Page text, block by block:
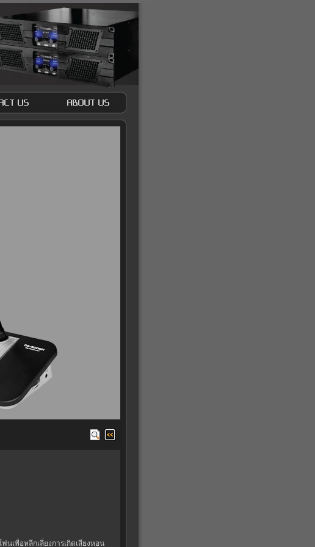
เพื่อหลีกเลี่ยงการเกิดเสียงหอน